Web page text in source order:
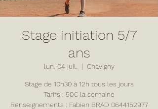
Stage initiation 5/7
ans
lun. 04 juil.
  |
Chavigny
Stage de 10h30 à 12h tous les jours
Tarifs : 50€ la semaine
Renseignements : Fabien BRAD 0644152977